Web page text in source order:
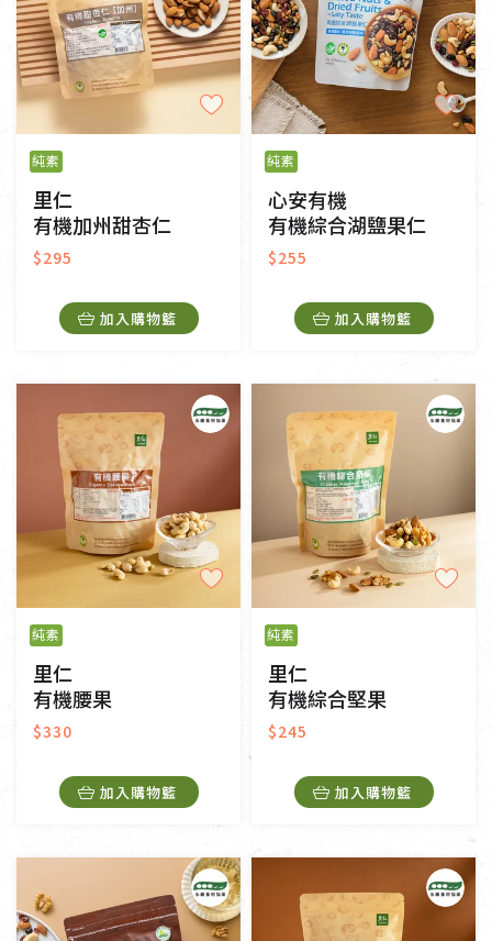
純素
里仁
有機加州甜杏仁
$295
加入購物籃
純素
心安有機
有機綜合湖鹽果仁
$255
加入購物籃
純素
里仁
有機腰果
$330
加入購物籃
純素
里仁
有機綜合堅果
$245
加入購物籃